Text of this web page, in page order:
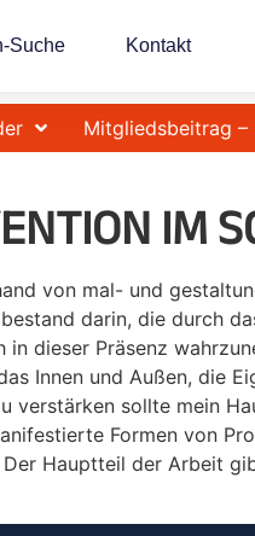
Suche Kontakt
Mitgliedsbeitrag –
IM
von mal- und
darin, die durch
dieser Präsenz
Innen und Außen, die
sollte mein
Formen von
Hauptteil der Arbeit